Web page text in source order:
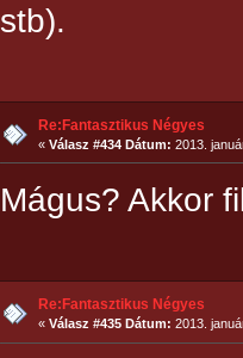
stb).
Re:Fantasztikus Négyes
«Válasz #434 Dátum: 2013.
Mágus? Akkor
Re:Fantasztikus Négyes
«Válasz #435 Dátum: 2013.